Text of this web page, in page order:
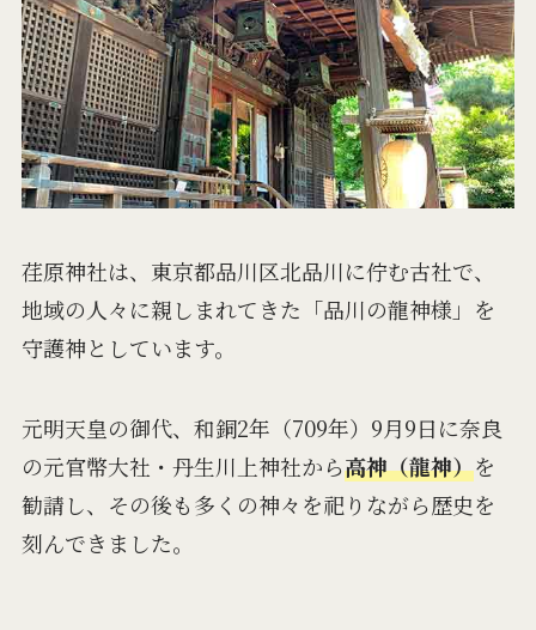
荏原神社は、東京都品川区北品川に佇む古社で、
地域の人々に親しまれてきた「品川の龍神様」を
守護神としています。
元明天皇の御代、和銅2年（709年）9月9日に奈良
の元官幣大社・丹生川上神社から高神（龍神）を
勧請し、その後も多くの神々を祀りながら歴史を
刻んできました。